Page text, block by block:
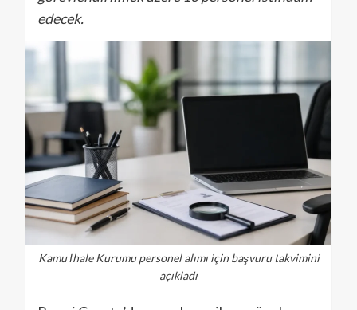
edecek.
Kamu İhale Kurumu personel alımı için başvuru takvimini
açıkladı